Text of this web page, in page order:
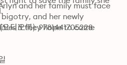
and her family must face
bigotry, and her newly
if they hope to come
디오북): 9781441705228